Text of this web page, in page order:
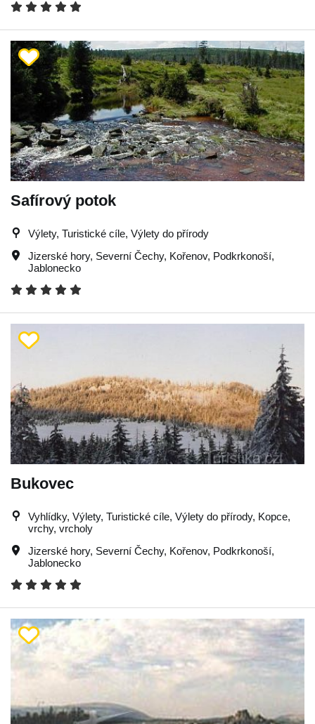
Safírový potok
Výlety, Turistické cíle, Výlety do přírody
Jizerské hory, Severní Čechy, Kořenov, Podkrkonoší,
Jablonecko
Bukovec
Vyhlídky, Výlety, Turistické cíle, Výlety do přírody, Kopce,
vrchy, vrcholy
Jizerské hory, Severní Čechy, Kořenov, Podkrkonoší,
Jablonecko